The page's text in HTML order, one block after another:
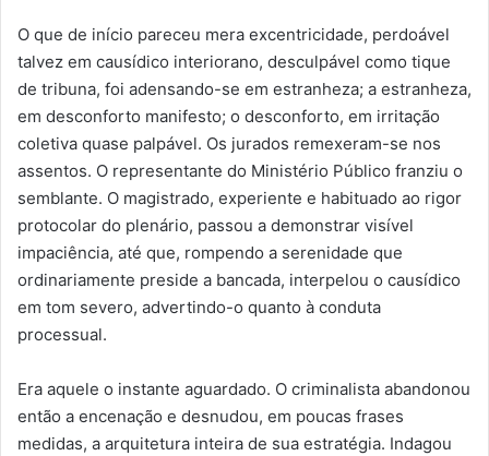
O que de início pareceu mera excentricidade, perdoável
talvez em causídico interiorano, desculpável como tique
de tribuna, foi adensando-se em estranheza; a estranheza,
em desconforto manifesto; o desconforto, em irritação
coletiva quase palpável. Os jurados remexeram-se nos
assentos. O representante do Ministério Público franziu o
semblante. O magistrado, experiente e habituado ao rigor
protocolar do plenário, passou a demonstrar visível
impaciência, até que, rompendo a serenidade que
ordinariamente preside a bancada, interpelou o causídico
em tom severo, advertindo-o quanto à conduta
processual.
Era aquele o instante aguardado. O criminalista abandonou
então a encenação e desnudou, em poucas frases
medidas, a arquitetura inteira de sua estratégia. Indagou